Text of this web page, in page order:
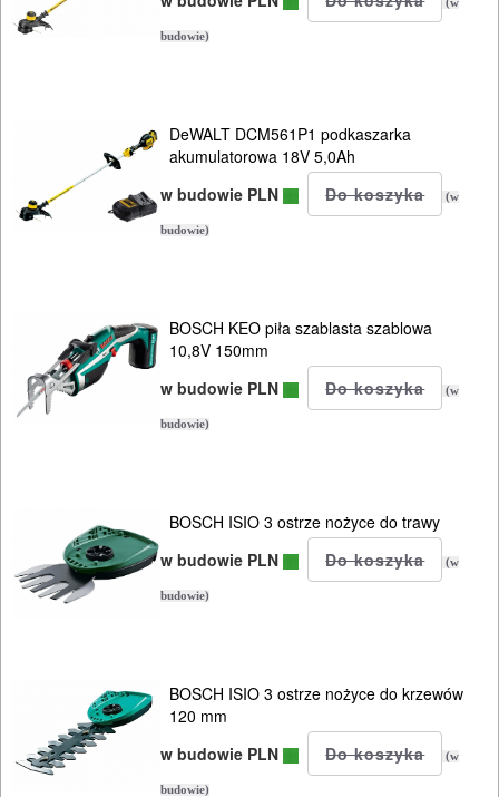
BUDOWLANE
GLAZURNICZE
AKCESORIA
MASZYNKI
MASZYNY
NARZĘDZIA
BRUKARSKIE
OBRÓBKA
METALU
RĘCZNE
NARZĘDZIA
I
(w
budowie)
DeWALT DCM561P1 podkaszarka
akumulatorowa 18V 5,0Ah
w budowie PLN
(w
budowie)
BOSCH KEO piła szablasta szablowa
10,8V 150mm
w budowie PLN
(w
budowie)
BOSCH ISIO 3 ostrze nożyce do trawy
w budowie PLN
(w
budowie)
BOSCH ISIO 3 ostrze nożyce do krzewów
120 mm
w budowie PLN
(w
budowie)